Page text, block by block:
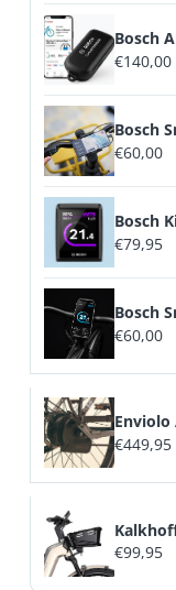
Bosch
€140,00
Bosch
€60,00
Bosch
€79,95
Bosch
€60,00
€449,95
€99,95